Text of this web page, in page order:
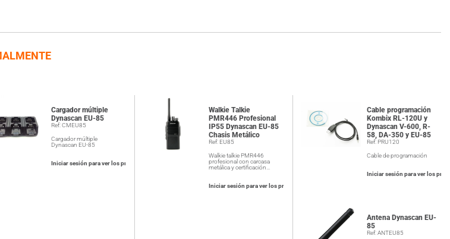
Cargador múltiple
Dynascan EU-85
Ref: CMEU85
Cargador múltiple
Dynascan EU-85
Iniciar sesión para ver los precios
Walkie Talkie
PMR446 Profesional
IP55 Dynascan EU-85
Chasis Metálico
Ref: EU85
Walkie talkie PMR446
profesional con carcasa
metálica y certificación…
Iniciar sesión para ver los precios
Cable programación
Kombix RL-120U y
Dynascan V-600, R-
58, DA-350 y EU-85
Ref: PRU120
Cable de programación
Iniciar sesión para ver los
Antena Dynascan EU-
85
Ref: ANTEU85